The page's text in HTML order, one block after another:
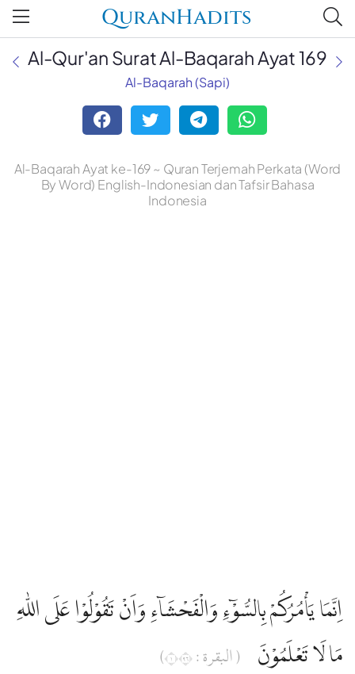
QuranHadits
Al-Qur'an Surat Al-Baqarah Ayat 169
Al-Baqarah (Sapi)
Al-Baqarah Ayat ke-169 ~ Quran Terjemah Perkata (Word
By Word) English-Indonesian dan Tafsir Bahasa
Indonesia
اِنَّمَا يَأْمُرُكُمْ بِالسُّوْۤءِ وَالْفَحْشَاۤءِ وَاَنْ تَقُوْلُوْا عَلَى اللّٰهِ
مَا لَا تَعْلَمُوْنَ
( البقرة : ١٦٩)